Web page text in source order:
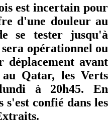
est incertain pour
d'une douleur au
se tester jusqu'à
opérationnel ou
déplacement avant
Qatar, les Verts
à 20h45. En
confié dans les